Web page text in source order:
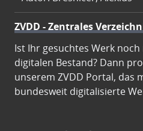
ZVDD - Zentrales
Ist Ihr gesuchtes Werk
digitalen Bestand? Dann
unserem ZVDD Portal, das
bundesweit digitalisierte